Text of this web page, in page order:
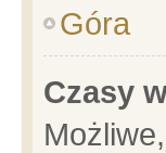
Góra
Czasy